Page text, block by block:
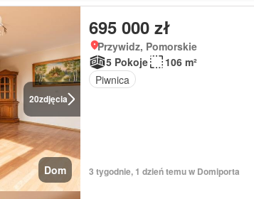
20zdjęcia
Dom
695 000 zł
Przywidz, Pomorskie
5 Pokoje
106 m²
Piwnica
3 tygodnie, 1 dzień temu w Domiporta